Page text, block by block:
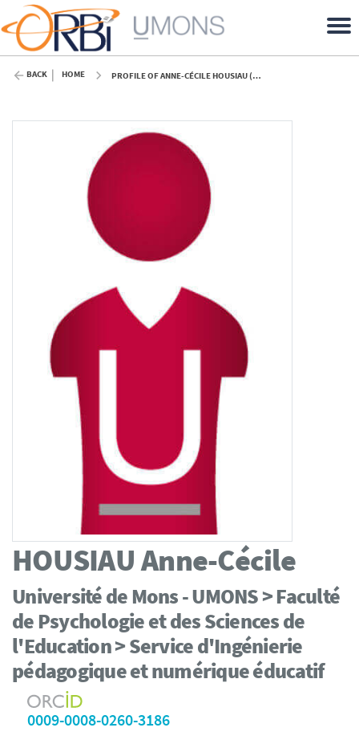
BACK HOME PROFILE OF ANNE-CÉCILE HOUSIAU (UMONS)
HOUSIAUAnne-Cécile
Université de Mons - UMONS > Faculté
de Psychologie et des Sciences de
l'Education > Service d'Ingénierie
pédagogique et numérique éducatif
0009-0008-0260-3186